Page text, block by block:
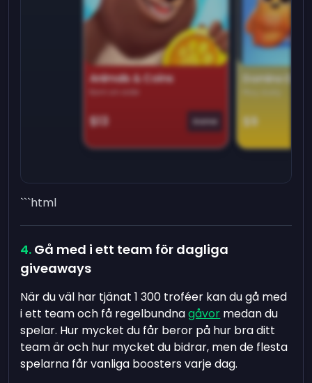
Animals & Coins
Earn on side
$13 Game
Domino
$9
```html
Gå med i ett team för dagliga
giveaways
När du väl har tjänat 1 300 troféer kan du gå med
i ett team och få regelbundnagåvor medan du
spelar. Hur mycket du får beror på hur bra ditt
team är och hur mycket du bidrar, men de flesta
spelarna får vanliga boosters varje dag.